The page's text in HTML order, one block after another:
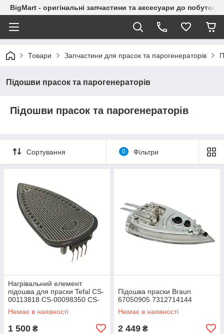
BigMart - оригінальні запчастини та аксесуари до побутової
Товари Запчастини для прасок та парогенераторів
Підошви прасок та парогенераторів
Підошви прасок та парогенераторів
Сортування 0 Фільтри
Нагрівальний елемент
підошва для праски Tefal CS-
00113818 CS-00098350 CS-
10000230
Немає в наявності
1 500 ₴
Підошва праски Braun
67050905 7312714144
Немає в наявності
2 449 ₴